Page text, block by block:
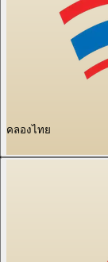
คลองไทย